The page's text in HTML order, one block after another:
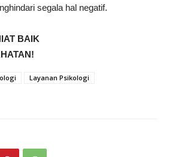
segala hal negatif.
BAIK
Layanan Psikologi